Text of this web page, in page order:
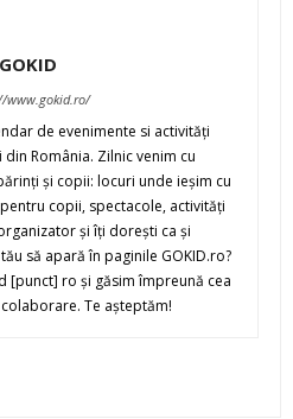
GOKID
www.gokid.ro/
de evenimente si activităţi
România. Zilnic venim cu
şi copii: locuri unde ieşim cu
copii, spectacole, activităţi
şi îţi doreşti ca şi
să apară în paginile GOKID.ro?
[punct] ro şi găsim împreună cea
Te aşteptăm!